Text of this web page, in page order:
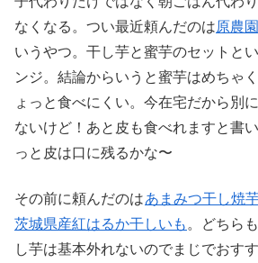
なくなる。つい最近頼んだのは原農
いうやつ。干し芋と蜜芋のセットと
ンジ。結論からいうと蜜芋はめちゃ
ょっと食べにくい。今在宅だから別
ないけど！あと皮も食べれますと書
っと皮は口に残るかな〜
その前に頼んだのはあまみつ干し焼
茨城県産紅はるか干しいも。どちら
し芋は基本外れないのでまじでおすす